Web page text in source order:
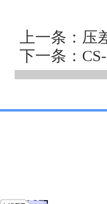
上一条：
下一条：